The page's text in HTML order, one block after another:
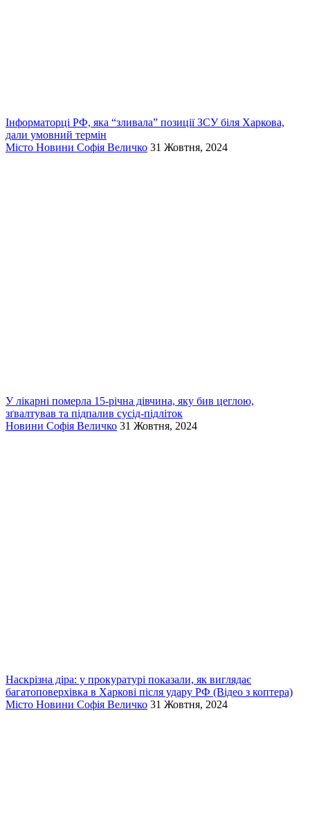
Інформаторці РФ, яка “зливала” позиції ЗСУ біля Харкова,
дали умовний термін
Місто Новини Софія Величко 31 Жовтня, 2024
У лікарні померла 15-річна дівчина, яку бив цеглою,
зґвалтував та підпалив сусід-підліток
Новини Софія Величко 31 Жовтня, 2024
Наскрізна діра: у прокуратурі показали, як виглядає
багатоповерхівка в Харкові після удару РФ (Відео з коптера)
Місто Новини Софія Величко 31 Жовтня, 2024